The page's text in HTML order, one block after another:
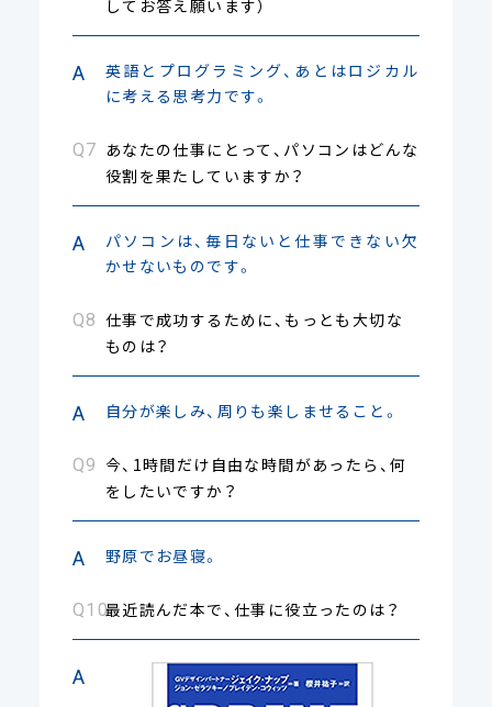
してお答え願います）
英語とプログラミング、あとはロジカル
に考える思考力です。
あなたの仕事にとって、パソコンはどんな
役割を果たしていますか？
パソコンは、毎日ないと仕事できない欠
かせないものです。
仕事で成功するために、もっとも大切な
ものは？
自分が楽しみ、周りも楽しませること。
今、1時間だけ自由な時間があったら、何
をしたいですか？
野原でお昼寝。
最近読んだ本で、仕事に役立ったのは？